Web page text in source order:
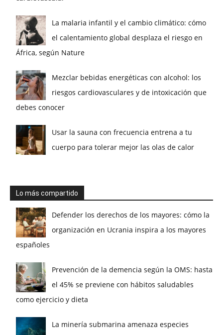
La malaria infantil y el cambio climático: cómo
el calentamiento global desplaza el riesgo en
África, según Nature
Mezclar bebidas energéticas con alcohol: los
riesgos cardiovasculares y de intoxicación que
debes conocer
Usar la sauna con frecuencia entrena a tu
cuerpo para tolerar mejor las olas de calor
Lo más compartido
Defender los derechos de los mayores: cómo la
organización en Ucrania inspira a los mayores
españoles
Prevención de la demencia según la OMS: hasta
el 45% se previene con hábitos saludables
como ejercicio y dieta
La minería submarina amenaza especies